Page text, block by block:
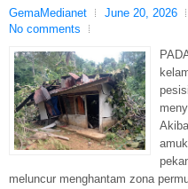
GemaMedianet June 20, 2026
No comments
meluncur menghantam zona